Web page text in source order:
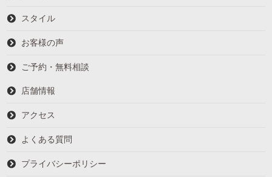
スタイル
お客様の声
ご予約・無料相談
店舗情報
アクセス
よくある質問
プライバシーポリシー